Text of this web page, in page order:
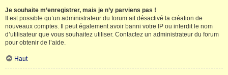
Je souhaite m’enregistrer, mais je n’y parviens pas !
Il est possible qu’un administrateur du forum ait désactivé la création de
nouveaux comptes. Il peut également avoir banni votre IP ou interdit le nom
d’utilisateur que vous souhaitez utiliser. Contactez un administrateur du forum
pour obtenir de l’aide.
Haut